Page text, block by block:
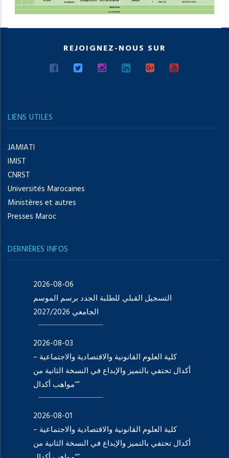
REJOIGNEZ-NOUS SUR
LIENS UTILES
JAMIATI
IMIST
CNRST
Universités Marocaines
Ministères et autres
Presses Maroc
DERNIÈRES INFOS
2026-08-06
التسجيل القبلي للطلبة الجدد برسم الموسم
الجامعي 2027/2026
2026-08-03
كلية العلوم القانونية والاقتصادية والاجتماعية –
أكدال تحتفي بالتميز والإبداع في النسخة الثانية من
“مواهب أكدال”
2026-08-01
كلية العلوم القانونية والاقتصادية والاجتماعية –
أكدال تحتفي بالتميز والإبداع في النسخة الثانية من